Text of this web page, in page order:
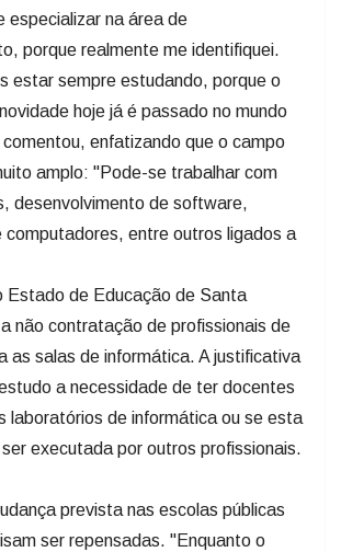
especializar na área de
porque realmente me identifiquei.
estar sempre estudando, porque o
hoje já é passado no mundo
enfatizando que o campo
amplo: "Pode-se trabalhar com
desenvolvimento de software,
computadores, entre outros ligados a
Estado de Educação de Santa
não contratação de profissionais de
as salas de informática. A justificativa
a necessidade de ter docentes
laboratórios de informática ou se esta
executada por outros profissionais.
prevista nas escolas públicas
ser repensadas. "Enquanto o